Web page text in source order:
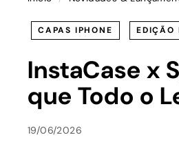
CAPAS IPHONE EDIÇÃO
InstaCase x
que Todo o
19/06/2026